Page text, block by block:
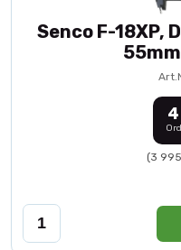
Senco F-18XP,
(3